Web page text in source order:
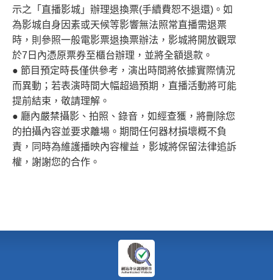
示之「直播影城」辦理退換票(手續費恕不退還)。如
為影城自身因素或天候等影響無法照常直播需退票
時，則參照一般電影票退換票辦法，影城將開放觀眾
於7日內憑原票券至櫃台辦理，並將全額退款。
● 節目預定時長僅供參考，演出時間將依據實際情況
而異動；若表演時間大幅超過預期，直播活動將可能
提前結束，敬請理解。
● 廳內嚴禁攝影、拍照、錄音，如經查獲，將刪除您
的拍攝內容並要求離場。期間任何器材損壞概不負
責，同時為維護播映內容權益，影城將保留法律追訴
權，謝謝您的合作。